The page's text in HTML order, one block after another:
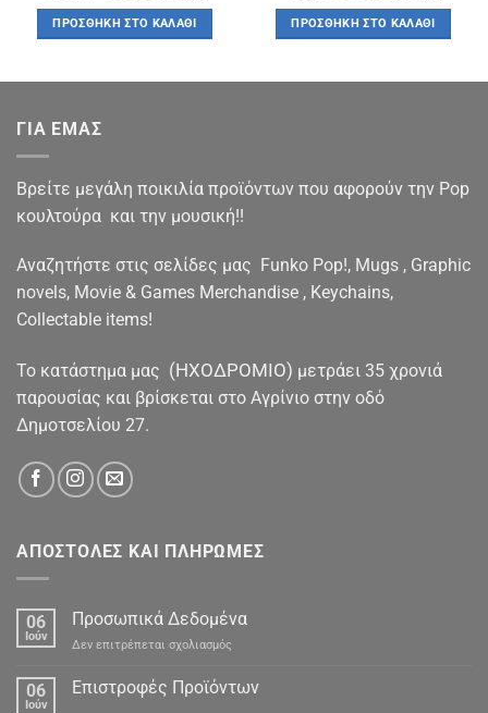
was:
€26.00.
τιμή
είναι:
€24.90.
ΠΡΟΣΘΉΚΗ ΣΤΟ ΚΑΛΆΘΙ
was:
€14.90.
τιμή
είναι:
€13.90.
ΠΡΟΣΘΉΚΗ ΣΤΟ ΚΑΛΆΘΙ
ΓΙΑ ΕΜΑΣ
Βρείτε μεγάλη ποικιλία προϊόντων που αφορούν την Pop
κουλτούρα και την μουσική!!
Αναζητήστε στις σελίδες μας Funko Pop!, Mugs , Graphic
novels, Movie & Games Merchandise , Keychains,
Collectable items!
To κατάστημα μας (ΗΧΟΔΡΟΜΙΟ) μετράει 35 χρονιά
παρουσίας και βρίσκεται στο Αγρίνιο στην οδό
Δημοτσελίου 27.
ΑΠΟΣΤΟΛΕΣ ΚΑΙ ΠΛΗΡΩΜΕΣ
06
Ιούν
Προσωπικά Δεδομένα
Δεν επιτρέπεται σχολιασμός
Δεδομένα
06
Ιούν
Επιστροφές Προϊόντων